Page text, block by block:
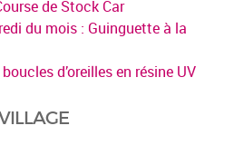
de Stock Car
du mois : Guinguette à la
d’oreilles en résine UV